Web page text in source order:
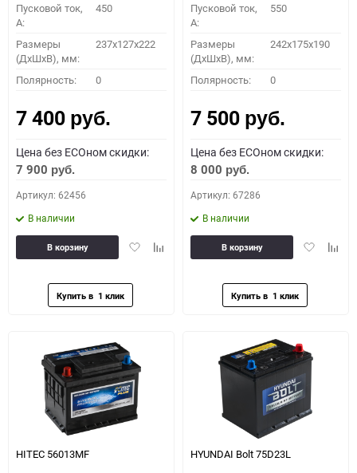
Пусковой ток,
A:
450
Размеры
(ДхШхВ), мм:
237x127x222
Полярность: 0
7 400 руб.
Цена без ECOном скидки:
7 900 руб.
Артикул: 62456
В наличии
ДобавитьДобавить
В корзину
Пусковой ток,
A:
550
Размеры
(ДхШхВ), мм:
242x175x190
Полярность: 0
7 500 руб.
Цена без ECOном скидки:
8 000 руб.
Артикул: 67286
В наличии
Добавить
В корзину
HITEC 56013MF HYUNDAI Bolt 75D23L